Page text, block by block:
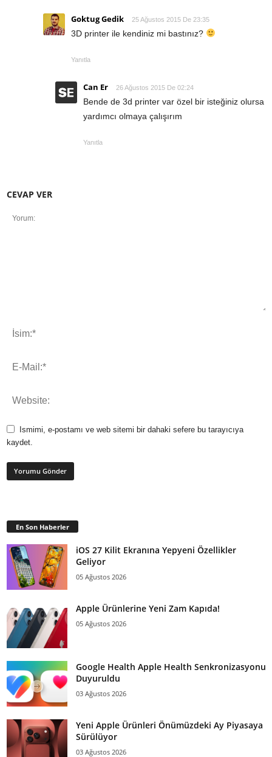
Goktug Gedik 25 Ağustos 2015 De 23:35
3D printer ile kendiniz mi bastınız?
Yanıtla
Can Er 26 Ağustos 2015 De 02:24
Bende de 3d printer var özel bir isteğiniz olursa
yardımcı olmaya çalışırım
Yanıtla
CEVAP VER
Ismimi, e-postamı ve web sitemi bir dahaki sefere bu tarayıcıya
kaydet.
En Son Haberler
iOS 27 Kilit Ekranına Yepyeni Özellikler
Geliyor
05 Ağustos 2026
Apple Ürünlerine Yeni Zam Kapıda!
05 Ağustos 2026
Google Health Apple Health Senkronizasyonu
Duyuruldu
03 Ağustos 2026
Yeni Apple Ürünleri Önümüzdeki Ay Piyasaya
Sürülüyor
03 Ağustos 2026